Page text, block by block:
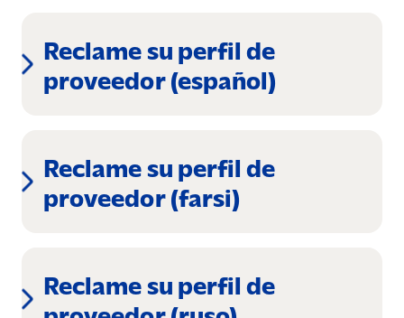
Reclame su perfil de
proveedor (español)
Reclame su perfil de
proveedor (farsi)
Reclame su perfil de